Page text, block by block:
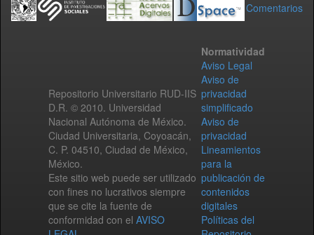
Comentarios
Repositorio Universitario RUD-IIS
D.R. © 2010. Universidad
Nacional Autónoma de México.
Ciudad Universitaria, Coyoacán,
C. P. 04510, Ciudad de México,
México.
Este sitio web puede ser utilizado
con fines no lucrativos siempre
que se cite la fuente de
conformidad con el AVISO
Normatividad
Aviso Legal
Aviso de
privacidad
simplificado
Aviso de
privacidad
Lineamientos
para la
publicación de
contenidos
digitales
Políticas del